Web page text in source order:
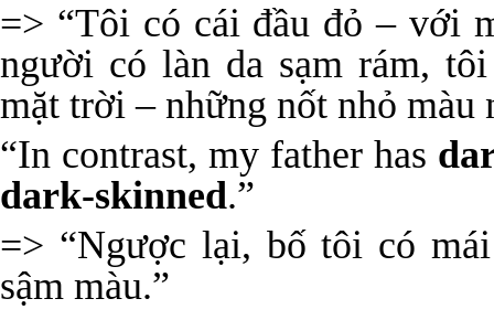
=> “Tôi có cái đầu đỏ – với
người có làn da sạm rám,
mặt trời – những nốt nhỏ màu
“In contrast, my father has
dark-skinned.”
=> “Ngược lại, bố tôi có
sậm màu.”